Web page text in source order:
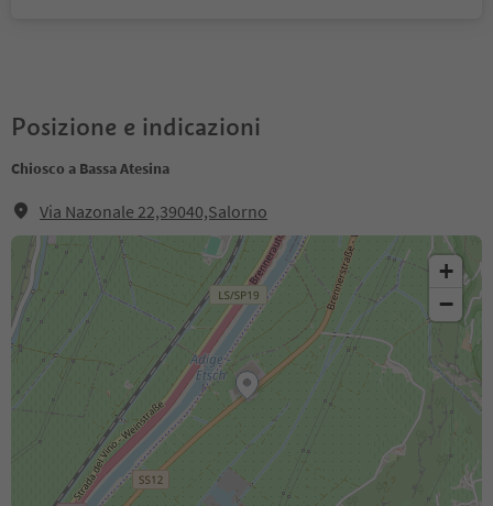
Posizione e indicazioni
Chiosco a Bassa Atesina
Via Nazonale 22,39040,Salorno
+
−